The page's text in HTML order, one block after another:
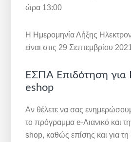
ώρα 13:00
Η Ημερομηνία Λήξης
είναι στις 29 Σεπτεμβρίου
ΕΣΠΑ Επιδότηση για
eshop
Αν θέλετε να σας
το πρόγραμμα e-Λιανικό και
shop, καθώς επίσης και για τη